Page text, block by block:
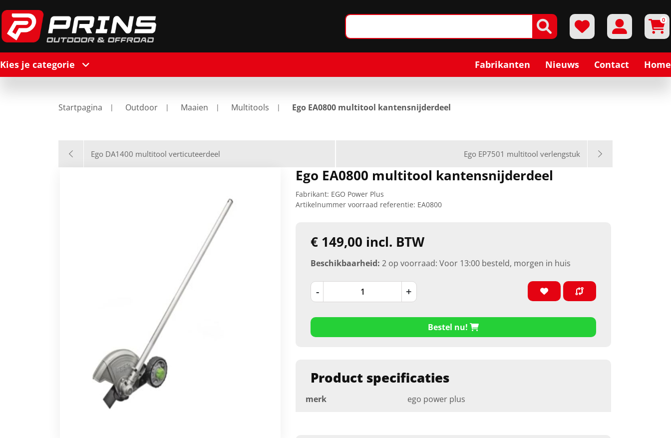
0
Kies je categorie Fabrikanten Nieuws Contact Home
Startpagina Outdoor Maaien Multitools Ego EA0800 multitool kantensnijderdeel
Ego DA1400 multitool verticuteerdeel Ego EP7501 multitool verlengstuk
Ego EA0800 multitool kantensnijderdeel
Fabrikant: EGO Power Plus
Artikelnummer voorraad referentie: EA0800
€ 149,00 incl. BTW
Beschikbaarheid: 2 op voorraad: Voor 13:00 besteld, morgen in huis
- +
Bestel nu!
Product specificaties
merk ego power plus